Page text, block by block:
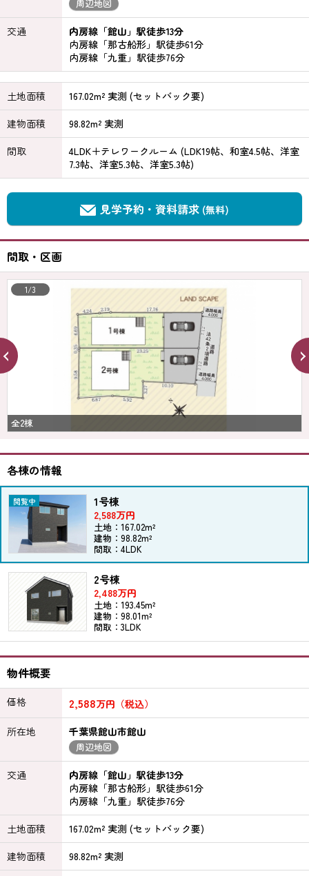
周辺地図
交通
内房線「館山」駅徒歩13分
内房線「那古船形」駅徒歩61分
内房線「九重」駅徒歩76分
土地面積
167.02m² 実測 (セットバック要)
建物面積
98.82m² 実測
間取
4LDK＋テレワークルーム (LDK19帖、和室4.5帖、洋室
7.3帖、洋室5.3帖、洋室5.3帖)
見学予約・資料請求 (無料)
間取・区画
全2棟
1/3
各棟の情報
1号棟
2,588万円
土地：167.02m²
建物：98.82m²
間取：4LDK
2号棟
2,488万円
土地：193.45m²
建物：98.01m²
間取：3LDK
物件概要
価格 2,588万円（税込）
所在地
千葉県館山市館山
周辺地図
交通
内房線「館山」駅徒歩13分
内房線「那古船形」駅徒歩61分
内房線「九重」駅徒歩76分
土地面積
167.02m² 実測 (セットバック要)
建物面積
98.82m² 実測